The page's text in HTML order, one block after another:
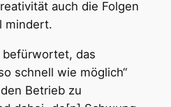
auch die Folgen
mindert.
das
schnell wie möglich“
Betrieb zu